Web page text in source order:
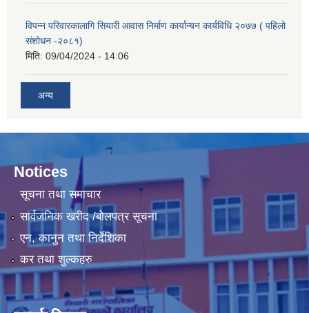
विपन्न परिवारकालागि सियारी आवास निर्माण कार्यान्यन कार्यविधि २०७७ ( पहिलो
संशोधन -२०८१)
मिति: 09/04/2024 - 14:06
अन्य
Notices
सूचना तथा समाचार
सार्वजनिक खरीद /बोलपत्र सूचना
एन, कानुन तथा निर्देशिका
कर तथा शुल्कहरु